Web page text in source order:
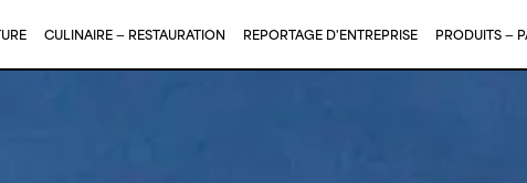
CULINAIRE — RESTAURATION REPORTAGE D'ENTREPRISE PRODUITS —